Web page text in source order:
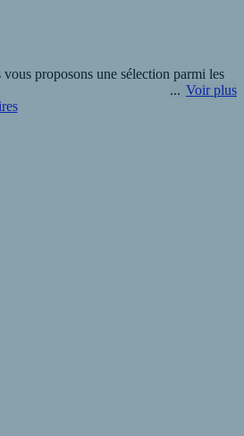
proposons une sélection parmi les
Voir plus